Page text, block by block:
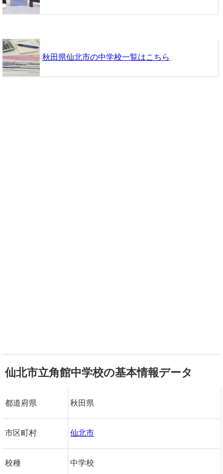
秋田県仙北市の中学校一覧はこちら
仙北市立角館中学校の基本情報データ
都道府県 秋田県
市区町村 仙北市
校種 中学校